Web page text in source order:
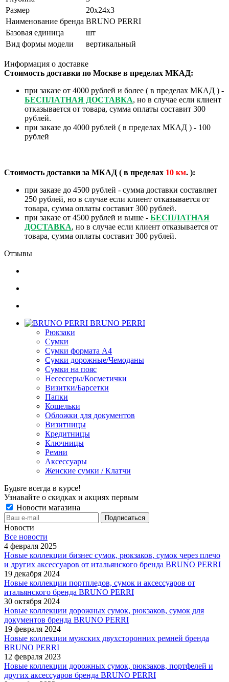
Размер
20х24х3
Наименование бренда BRUNO PERRI
Базовая единица
шт
Вид формы модели
вертикальный
Информация о доставке
Стоимость доставки по Москве в пределах МКАД:
при заказе от 4000 рублей и более ( в пределах МКАД ) -
БЕСПЛАТНАЯ ДОСТАВКА, но в случае если клиент
отказывается от товара, сумма оплаты составит 300
рублей.
при заказе до 4000 рублей ( в пределах МКАД ) - 100
рублей
Стоимость доставки за МКАД ( в пределах 10 км. ):
при заказе до 4500 рублей - сумма доставки составляет
250 рублей, но в случае если клиент отказывается от
товара, сумма оплаты составит 300 рублей.
при заказе от 4500 рублей и выше - БЕСПЛАТНАЯ
ДОСТАВКА, но в случае если клиент отказывается от
товара, сумма оплаты составит 300 рублей.
Отзывы
BRUNO PERRI
Рюкзаки
Сумки
Сумки формата А4
Сумки дорожные/Чемоданы
Сумки на пояс
Несессеры/Косметички
Визитки/Барсетки
Папки
Кошельки
Обложки для документов
Визитницы
Кредитницы
Ключницы
Ремни
Аксессуары
Женские сумки / Клатчи
Будьте всегда в курсе!
Узнавайте о скидках и акциях первым
Новости магазина
Новости
Все новости
4 февраля 2025
Новые коллекции бизнес сумок, рюкзаков, сумок через плечо
и других аксессуаров от итальянского бренда BRUNO PERRI
19 декабря 2024
Новые коллекции портпледов, сумок и аксессуаров от
итальянского бренда BRUNO PERRI
30 октября 2024
Новые коллекции дорожных сумок, рюкзаков, сумок для
документов бренда BRUNO PERRI
19 февраля 2024
Новые коллекции мужских двухсторонних ремней бренда
BRUNO PERRI
12 февраля 2023
Новые коллекции дорожных сумок, рюкзаков, портфелей и
других аксессуаров бренда BRUNO PERRI